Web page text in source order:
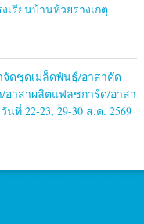
เรียนบ้านห้วยรางเกตุ
ดชุดเมล็ดพันธุ์/อาสาคัด
อาสาผลิตแฟลชการ์ด/อาสา
ที่ 22-23, 29-30 ส.ค. 2569